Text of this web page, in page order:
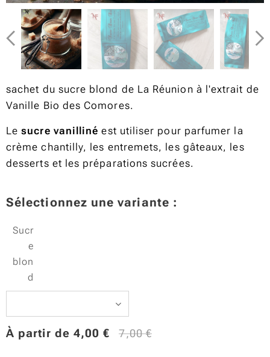
sachet du sucre blond de La Réunion à l'extrait de
Vanille Bio des Comores.
Lesucre vanilliné est utiliser pour parfumer la
crème chantilly, les entremets, les gâteaux, les
desserts et les préparations sucrées.
Sélectionnez une variante :
Sucr
e
blon
d
À partir de 4,00 € 7,00€